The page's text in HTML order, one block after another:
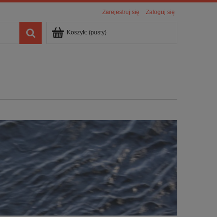
Zarejestruj się Zaloguj się
Koszyk: (pusty)